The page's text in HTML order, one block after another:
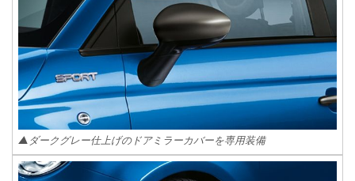
▲ダークグレー仕上げのドアミラーカバーを専用装備